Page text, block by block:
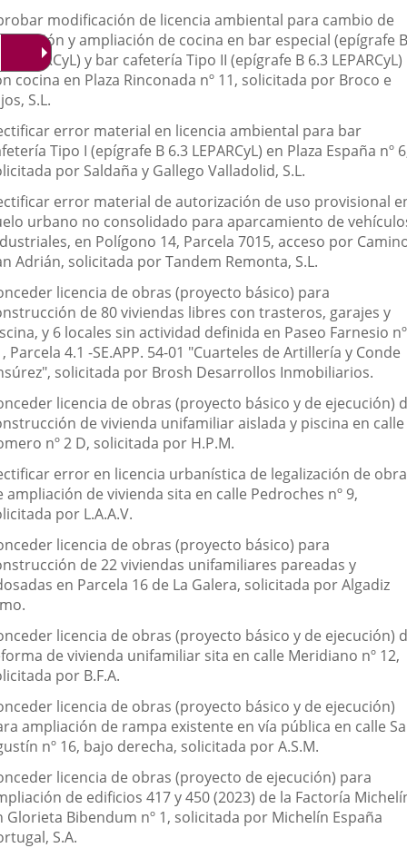
modificación de licencia ambiental para cambio de
y ampliación de cocina en bar especial (epígrafe B
LEPARCyL) y bar cafetería Tipo II (epígrafe B 6.3 LEPARCyL)
cocina en Plaza Rinconada nº 11, solicitada por Broco e
S.L.
error material en licencia ambiental para bar
Tipo I (epígrafe B 6.3 LEPARCyL) en Plaza España nº
por Saldaña y Gallego Valladolid, S.L.
error material de autorización de uso provisional
urbano no consolidado para aparcamiento de
en Polígono 14, Parcela 7015, acceso por
Adrián, solicitada por Tandem Remonta, S.L.
licencia de obras (proyecto básico) para
de 80 viviendas libres con trasteros, garajes y
y 6 locales sin actividad definida en Paseo Farnesio nº
Parcela 4.1 -SE.APP. 54-01 "Cuarteles de Artillería y Conde
solicitada por Brosh Desarrollos Inmobiliarios.
licencia de obras (proyecto básico y de ejecución)
de vivienda unifamiliar aislada y piscina en calle
nº 2 D, solicitada por H.P.M.
error en licencia urbanística de legalización de
ampliación de vivienda sita en calle Pedroches nº 9,
por L.A.A.V.
licencia de obras (proyecto básico) para
de 22 viviendas unifamiliares pareadas y
en Parcela 16 de La Galera, solicitada por Algadiz
licencia de obras (proyecto básico y de ejecución)
de vivienda unifamiliar sita en calle Meridiano nº 12,
por B.F.A.
licencia de obras (proyecto básico y de ejecución)
ampliación de rampa existente en vía pública en calle
nº 16, bajo derecha, solicitada por A.S.M.
licencia de obras (proyecto de ejecución) para
de edificios 417 y 450 (2023) de la Factoría
Glorieta Bibendum nº 1, solicitada por Michelín España
S.A.